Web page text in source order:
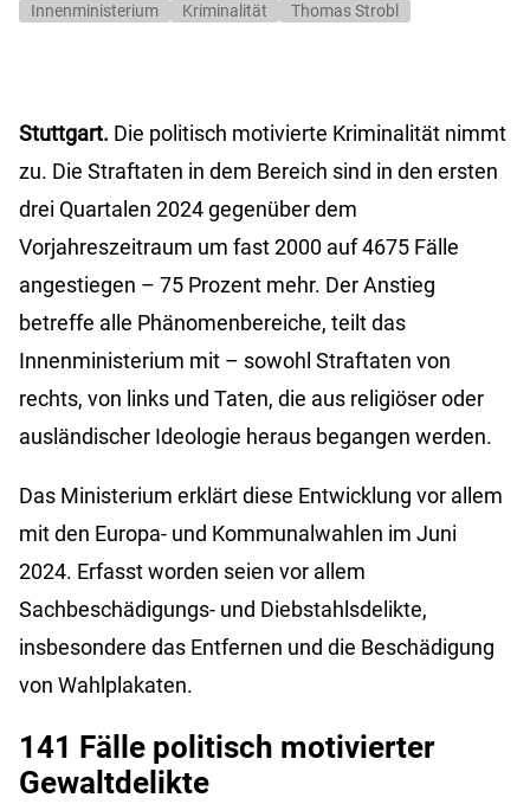
Innenministerium Kriminalität Thomas Strobl
Stuttgart. Die politisch motivierte Kriminalität nimmt
zu. Die Straftaten in dem Bereich sind in den ersten
drei Quartalen 2024 gegenüber dem
Vorjahreszeitraum um fast 2000 auf 4675 Fälle
angestiegen – 75 Prozent mehr. Der Anstieg
betreffe alle Phänomenbereiche, teilt das
Innenministerium mit – sowohl Straftaten von
rechts, von links und Taten, die aus religiöser oder
ausländischer Ideologie heraus begangen werden.
Das Ministerium erklärt diese Entwicklung vor allem
mit den Europa- und Kommunalwahlen im Juni
2024. Erfasst worden seien vor allem
Sachbeschädigungs- und Diebstahlsdelikte,
insbesondere das Entfernen und die Beschädigung
von Wahlplakaten.
141 Fälle politisch motivierter
Gewaltdelikte